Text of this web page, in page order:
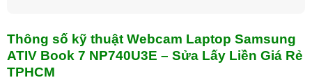
Thông số kỹ thuật Webcam Laptop Samsung
ATIV Book 7 NP740U3E – Sửa Lấy Liền Giá Rẻ
TPHCM